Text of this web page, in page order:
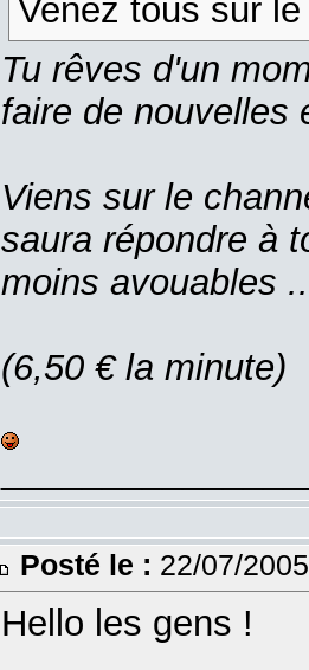
Venez tous sur
Tu rêves d'un
faire de nouvelles
Viens sur le
saura répondre à
moins avouables
(6,50 € la minute)
Posté le : 22/07/
Hello les gens !